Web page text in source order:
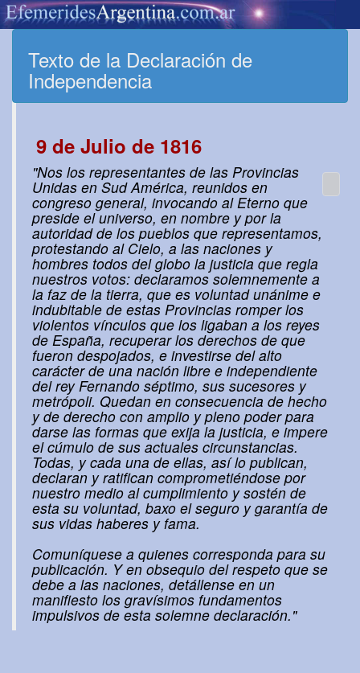
Texto de la Declaración de
Independencia
9 de Julio de 1816
"Nos los representantes de las Provincias
Unidas en Sud América, reunidos en
congreso general, invocando al Eterno que
preside el universo, en nombre y por la
autoridad de los pueblos que representamos,
protestando al Cielo, a las naciones y
hombres todos del globo la justicia que regla
nuestros votos: declaramos solemnemente a
la faz de la tierra, que es voluntad unánime e
indubitable de estas Provincias romper los
violentos vínculos que los ligaban a los reyes
de España, recuperar los derechos de que
fueron despojados, e investirse del alto
carácter de una nación libre e independiente
del rey Fernando séptimo, sus sucesores y
metrópoli. Quedan en consecuencia de hecho
y de derecho con amplio y pleno poder para
darse las formas que exija la justicia, e impere
el cúmulo de sus actuales circunstancias.
Todas, y cada una de ellas, así lo publican,
declaran y ratifican comprometiéndose por
nuestro medio al cumplimiento y sostén de
esta su voluntad, baxo el seguro y garantía de
sus vidas haberes y fama.
Comuníquese a quienes corresponda para su
publicación. Y en obsequio del respeto que se
debe a las naciones, detállense en un
manifiesto los gravísimos fundamentos
impulsivos de esta solemne declaración."